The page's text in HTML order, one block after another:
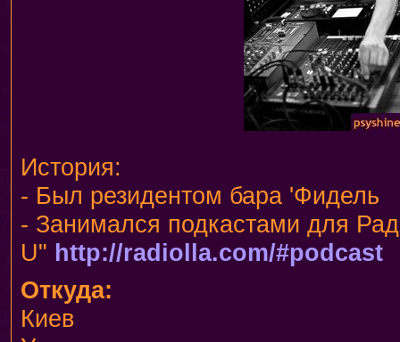
История:
- Был резидентом бара 'Фидель
- Занимался подкастами для
U" http://radiolla.com/#podcast
Откуда:
Киев